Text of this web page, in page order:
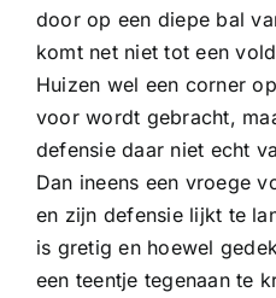
door op een diepe bal
komt net niet tot een
Huizen wel een corner
voor wordt gebracht,
defensie daar niet echt
Dan ineens een vroege
en zijn defensie lijkt te
is gretig en hoewel
een teentje tegenaan te